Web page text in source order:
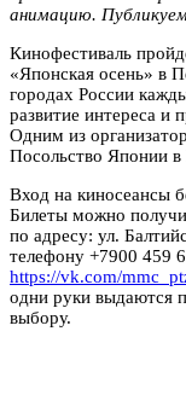
анимацию.
Кинофестиваль
«Японская осень» в
городах России
развитие интереса и
Одним из
Посольство Японии в
Вход на киносеансы
Билеты можно
по адресу: ул.
телефону +7900 459
https://vk.com/
одни руки выдаются
выбору.